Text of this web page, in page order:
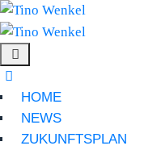
HOME
NEWS
ZUKUNFTSPLAN